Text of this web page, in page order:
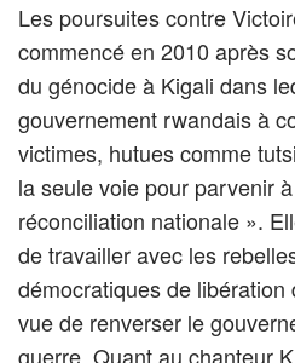
Les poursuites contre
commencé en 2010 après
du génocide à Kigali dans
gouvernement rwandais à
victimes, hutues comme
la seule voie pour parvenir
réconciliation nationale ».
de travailler avec les
démocratiques de
vue de renverser le
guerre. Quant au chanteur